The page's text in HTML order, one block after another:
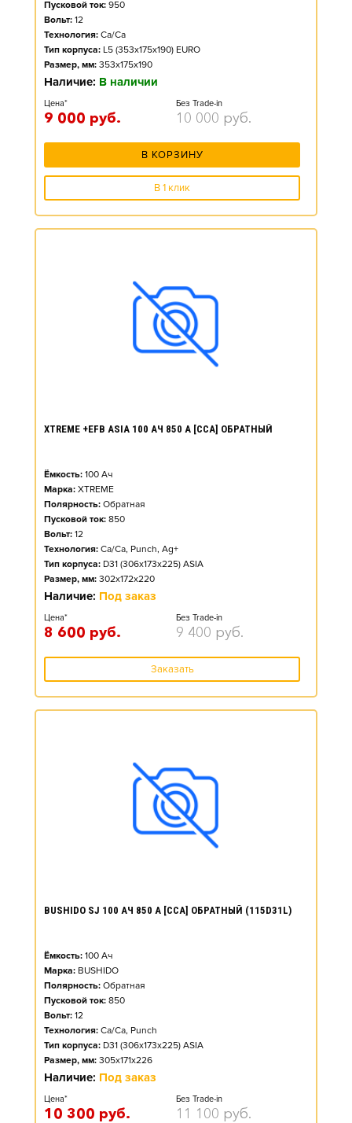
Пусковой ток: 950
Вольт: 12
Технология: Ca/Ca
Тип корпуса: L5 (353x175x190) EURO
Размер, мм: 353x175x190
Наличие: В наличии
Цена*
9 000 руб.
Без Trade-in
10 000 руб.
В КОРЗИНУ
В 1 клик
XTREME +EFB ASIA 100 АЧ 850 А [CCA] ОБРАТНЫЙ
Ёмкость: 100 Ач
Марка: XTREME
Полярность: Обратная
Пусковой ток: 850
Вольт: 12
Технология: Ca/Ca, Punch, Ag+
Тип корпуса: D31 (306x173x225) ASIA
Размер, мм: 302x172x220
Наличие: Под заказ
Цена*
8 600 руб.
Без Trade-in
9 400 руб.
Заказать
BUSHIDO SJ 100 АЧ 850 А [CCA] ОБРАТНЫЙ (115D31L)
Ёмкость: 100 Ач
Марка: BUSHIDO
Полярность: Обратная
Пусковой ток: 850
Вольт: 12
Технология: Ca/Ca, Punch
Тип корпуса: D31 (306x173x225) ASIA
Размер, мм: 305x171x226
Наличие: Под заказ
Цена*
10 300 руб.
Без Trade-in
11 100 руб.